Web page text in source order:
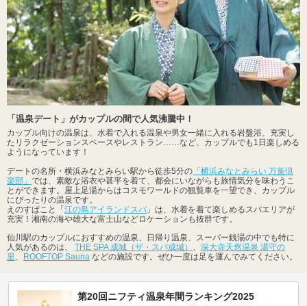
「温泉デート」がカップルの間で人気沸騰中！
カップル向けの温泉は、水着で入れる温泉や男女一緒に入れる岩盤浴、充実し
たリラクゼーションスペースやレストラン……など、カップルでも1日楽しめる
ようになっています！
デートの名所・横浜みなとみらい駅から徒歩5分の 「横浜みなとみらい 万葉倶
楽部」 では、素敵な浴衣や甚平を着て、都会にいながらも旅情気分を味わうこ
とができます。屋上足湯からはコスモワールドの観覧車を一望でき、カップル
にぴったりの温泉です。
えのすぱこと「江の島アイランドスパ 」は、水着を着て楽しめるスパエリアが
充実！湘南の海や雄大な富士山などロケーションも抜群です。
仙川駅のカップルにおすすめの温泉、日帰り温泉、スーパー銭湯の中でも特に
人気があるのは、 THE SPA 成城（ザ・スパ成城）
深大寺天然温泉 湯守の
里
ROOFTOP Sauna などの施設です。ぜひ一度は足を運んでみてください。
第20回ニフティ温泉年間ランキング2025